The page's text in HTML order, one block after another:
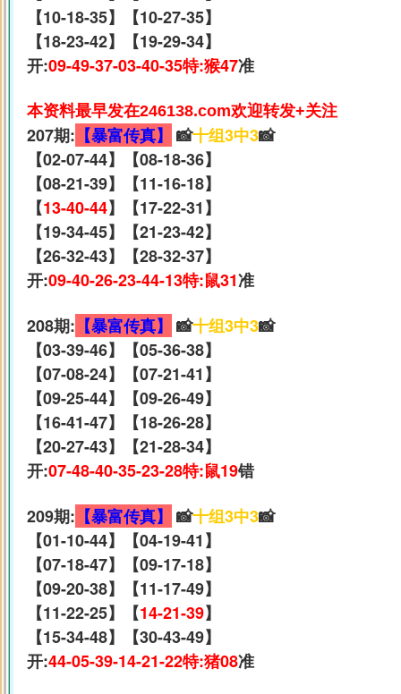
【10-18-35】【10-27-35】
【18-23-42】【19-29-34】
开:09-49-37-03-40-35特:猴47准
本资料最早发在246138.com欢迎转发+关注
207期: 【暴富传真】 📸十组3中3📸
【02-07-44】【08-18-36】
【08-21-39】【11-16-18】
【13-40-44】【17-22-31】
【19-34-45】【21-23-42】
【26-32-43】【28-32-37】
开:09-40-26-23-44-13特:鼠31准
208期: 【暴富传真】 📸十组3中3📸
【03-39-46】【05-36-38】
【07-08-24】【07-21-41】
【09-25-44】【09-26-49】
【16-41-47】【18-26-28】
【20-27-43】【21-28-34】
开:07-48-40-35-23-28特:鼠19错
209期: 【暴富传真】 📸十组3中3📸
【01-10-44】【04-19-41】
【07-18-47】【09-17-18】
【09-20-38】【11-17-49】
【11-22-25】【14-21-39】
【15-34-48】【30-43-49】
开:44-05-39-14-21-22特:猪08准